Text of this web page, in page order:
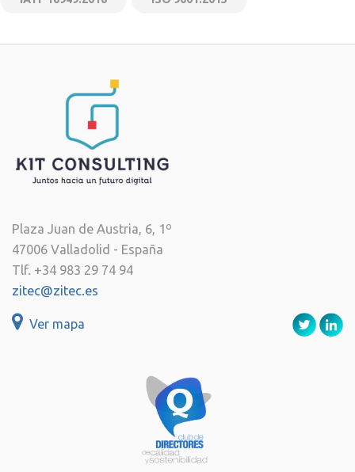
Plaza Juan de Austria, 6, 1º
47006 Valladolid - España
Tlf. +34 983 29 74 94
zitec@zitec.es
Ver mapa